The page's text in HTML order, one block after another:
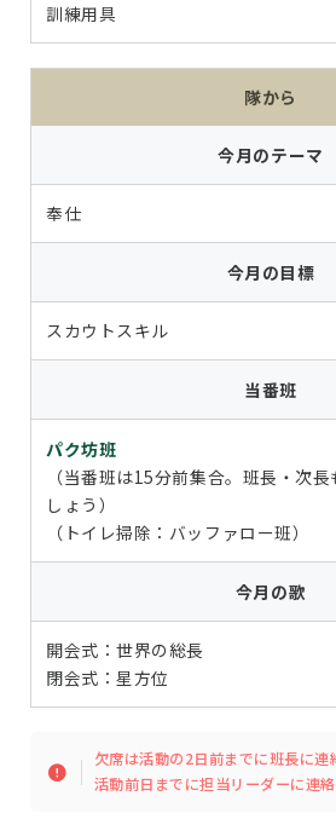
訓練用具
隊から
今月のテーマ
奉仕
今月の目標
スカウトスキル
当番班
パク坊班
（当番班は15分前集合。班長・次
しょう）
（トイレ掃除：バッファロー班）
今月の歌
開会式：世界の総長
閉会式：星方位
欠席は活動の2日前までに班長に連
活動前日までに担当リーダーに連